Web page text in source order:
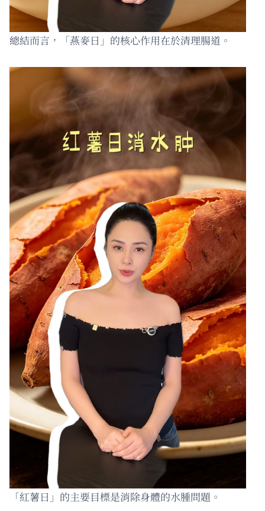
總結而言，「燕麥日」的核心作用在於清理腸道。
「紅薯日」的主要目標是消除身體的水腫問題。